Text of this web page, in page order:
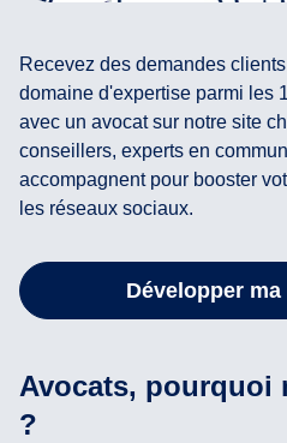
Recevez des demandes
domaine d'expertise parmi les
avec un avocat sur notre site
conseillers, experts en
accompagnent pour booster
les réseaux sociaux.
Développer
Avocats, pourquoi
?